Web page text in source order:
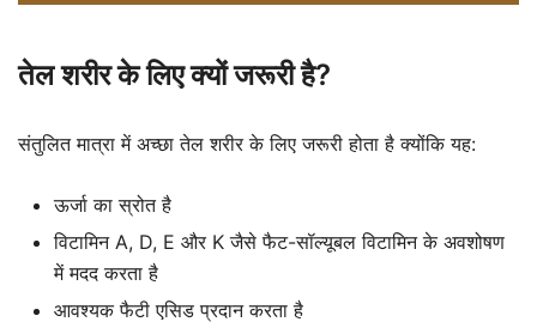
तेल शरीर के लिए क्यों जरूरी है?
संतुलित मात्रा में अच्छा तेल शरीर के लिए जरूरी होता है क्योंकि यह:
ऊर्जा का स्रोत है
विटामिन A, D, E और K जैसे फैट-सॉल्यूबल विटामिन के अवशोषण
में मदद करता है
आवश्यक फैटी एसिड प्रदान करता है